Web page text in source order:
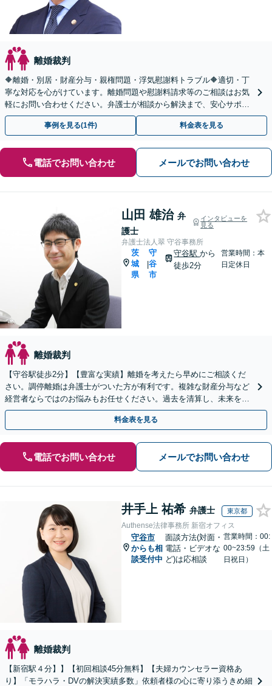
離婚裁判
🔶離婚・別居・財産分与・親権問題・浮気慰謝料トラブル🔶適切・丁
寧な対応を心がけています。離婚問題や慰謝料請求等のご相談はお気
軽にお問い合わせください。弁護士が相談から解決まで、安心サポー
トいたします。◤完全予約制・初回法律相談無料◢
事例を見る(1件) 料金表を見る
電話でお問い合わせ メールでお問い合わせ
山田 雄治 弁
護士
インタビューを
見る
弁護士法人翠 守谷事務所
茨
城
県
|
守
谷
市
守谷駅から
徒歩2分
営業時間：本
日定休日
離婚裁判
【守谷駅徒歩2分】【豊富な実績】離婚を考えたら早めにご相談くだ
さい。調停離婚は弁護士がついた方が有利です。複雑な財産分与など
経営者ならではのお悩みもお任せください。過去を清算し、未来をプ
ランニングし、人生の再スタートのお手伝いをします。
料金表を見る
電話でお問い合わせ メールでお問い合わせ
井手上 祐希 弁護士 東京都
Authense法律事務所 新宿オフィス
守谷市
からも相
談受付中
面談方法(対面・
電話・ビデオな
ど)は応相談
営業時間：00:
00~23:59（土
日祝日）
離婚裁判
【新宿駅４分】】【初回相談45分無料】【夫婦カウンセラー資格あ
り】「モラハラ・DVの解決実績多数」依頼者様の心に寄り添うきめ細